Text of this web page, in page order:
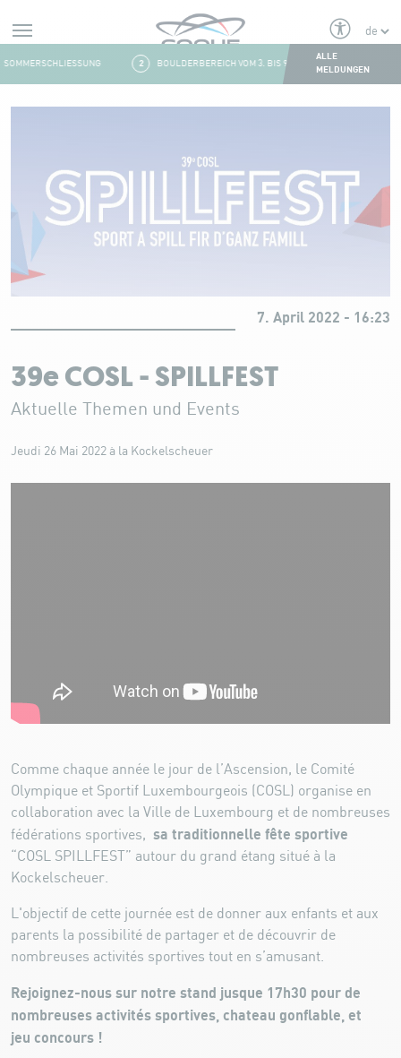
Aller au contenu
SOMMERSCHLIESSUNG 2 BOULDERBEREICH VOM 3. BIS 9. AUGUST GESCHLOSSEN
ALLE
MELDUNGEN
7. April 2022 - 16:23
39e COSL - SPILLFEST
Aktuelle Themen und Events
Jeudi 26 Mai 2022 à la Kockelscheuer
Comme chaque année le jour de l’Ascension, le Comité
Olympique et Sportif Luxembourgeois (COSL) organise en
collaboration avec la Ville de Luxembourg et de nombreuses
fédérations sportives, sa traditionnelle fête sportive
“COSL SPILLFEST” autour du grand étang situé à la
Kockelscheuer.
L'objectif de cette journée est de donner aux enfants et aux
parents la possibilité de partager et de découvrir de
nombreuses activités sportives tout en s’amusant.
Rejoignez-nous sur notre stand jusque 17h30 pour de
nombreuses activités sportives, chateau gonflable, et
jeu concours !